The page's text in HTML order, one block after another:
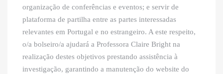
organização de conferências e eventos; e servir de
plataforma de partilha entre as partes interessadas
relevantes em Portugal e no estrangeiro. A este respeito,
o/a bolseiro/a ajudará a Professora Claire Bright na
realização destes objetivos prestando assistência à
investigação, garantindo a manutenção do website do